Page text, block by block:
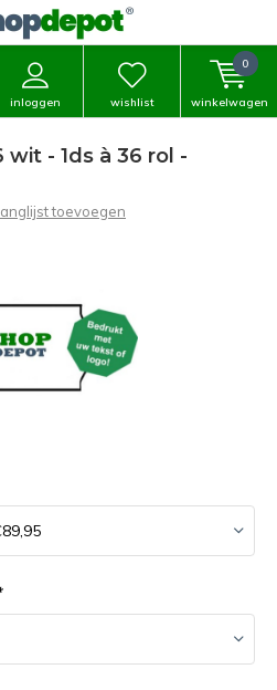
inloggen wishlist winkelwagen
0
- 1ds à 36 rol -
toevoegen